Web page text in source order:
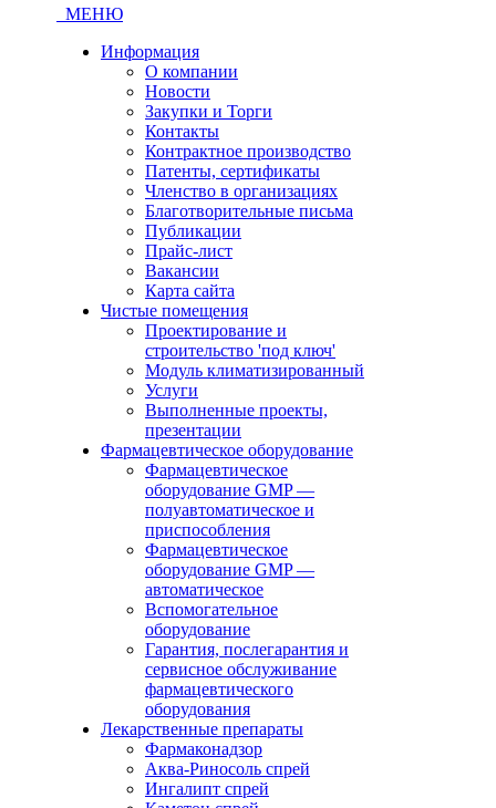
МЕНЮ
Информация
О компании
Новости
Закупки и Торги
Контакты
Контрактное производство
Патенты, сертификаты
Членство в организациях
Благотворительные письма
Публикации
Прайс-лист
Вакансии
Карта сайта
Чистые помещения
Проектирование и
строительство 'под ключ'
Модуль климатизированный
Услуги
Выполненные проекты,
презентации
Фармацевтическое оборудование
Фармацевтическое
оборудование GMP —
полуавтоматическое и
приспособления
Фармацевтическое
оборудование GMP —
автоматическое
Вспомогательное
оборудование
Гарантия, послегарантия и
сервисное обслуживание
фармацевтического
оборудования
Лекарственные препараты
Фармаконадзор
Аква-Риносоль спрей
Ингалипт спрей